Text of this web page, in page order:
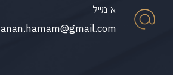
אימייל
anan.hamam@gmail.com